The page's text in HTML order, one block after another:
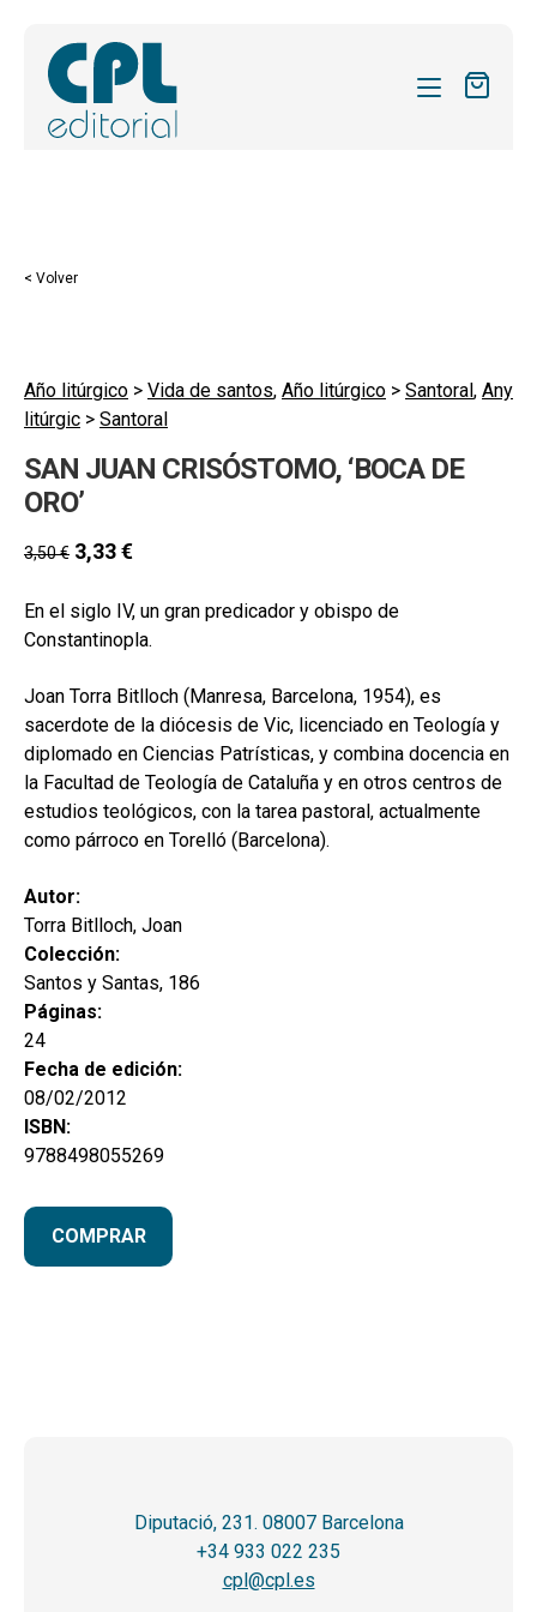
REVISTAS
el
ACTUALIDAD
BLOG
CONTACTO
MI CUENTA
BUSCAR
CAT
ESP
< Volver
Año litúrgico > Vida de santos, Año litúrgico > Santoral, Any
litúrgic > Santoral
SAN JUAN CRISÓSTOMO, ‘BOCA DE
ORO’
3,50€ 3,33€
En el siglo IV, un gran predicador y obispo de
Constantinopla.
Joan Torra Bitlloch (Manresa, Barcelona, 1954), es
sacerdote de la diócesis de Vic, licenciado en Teología y
diplomado en Ciencias Patrísticas, y combina docencia en
la Facultad de Teología de Cataluña y en otros centros de
estudios teológicos, con la tarea pastoral, actualmente
como párroco en Torelló (Barcelona).
Autor:
Torra Bitlloch, Joan
Colección:
Santos y Santas, 186
Páginas:
24
Fecha de edición:
08/02/2012
ISBN:
9788498055269
COMPRAR
Diputació, 231. 08007 Barcelona
+34 933 022 235
cpl@cpl.es